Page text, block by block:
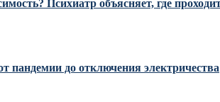
Психиатр объясняет, где
пандемии до отключения электричества